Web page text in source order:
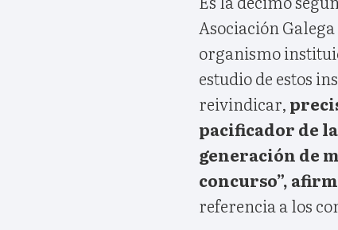
Asociación
organismo
estudio de estos
reivindicar,
pacificador de
generación de
concurso”,
referencia a los